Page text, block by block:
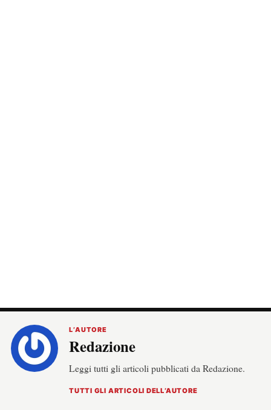
L’AUTORE
Redazione
Leggi tutti gli articoli pubblicati da Redazione.
TUTTI GLI ARTICOLI DELL’AUTORE